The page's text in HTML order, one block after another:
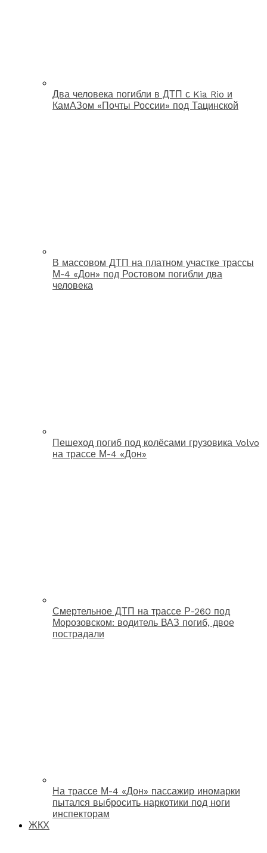
Два человека погибли в ДТП с Kia Rio и
КамАЗом «Почты России» под Тацинской
В массовом ДТП на платном участке трассы
М-4 «Дон» под Ростовом погибли два
человека
Пешеход погиб под колёсами грузовика Volvo
на трассе М-4 «Дон»
Смертельное ДТП на трассе Р-260 под
Морозовском: водитель ВАЗ погиб, двое
пострадали
На трассе М-4 «Дон» пассажир иномарки
пытался выбросить наркотики под ноги
инспекторам
ЖКХ